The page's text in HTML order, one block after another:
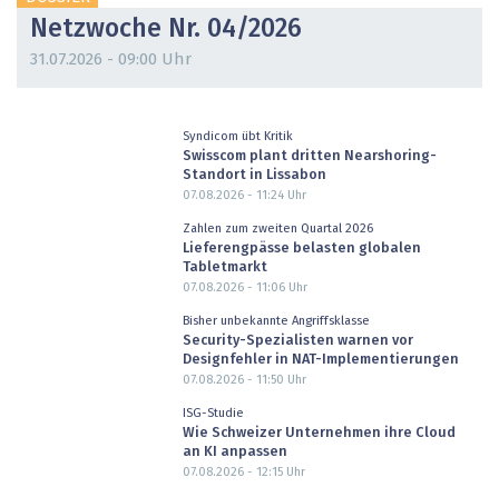
Netzwoche Nr. 04/2026
31.07.2026 - 09:00 Uhr
Syndicom übt Kritik
Swisscom plant dritten Nearshoring-
Standort in Lissabon
07.08.2026 - 11:24Uhr
Zahlen zum zweiten Quartal 2026
Lieferengpässe belasten globalen
Tabletmarkt
07.08.2026 - 11:06Uhr
Bisher unbekannte Angriffsklasse
Security-Spezialisten warnen vor
Designfehler in NAT-Implementierungen
07.08.2026 - 11:50 Uhr
ISG-Studie
Wie Schweizer Unternehmen ihre Cloud
an KI anpassen
07.08.2026 - 12:15Uhr